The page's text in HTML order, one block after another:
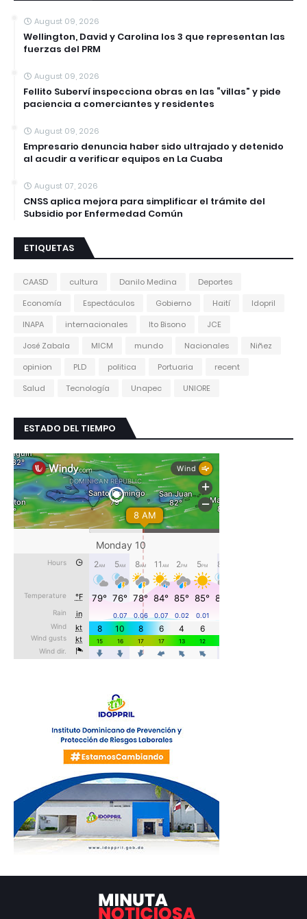
August 09, 2026
Wellington, David y Carolina los 3 que representan las
fuerzas del PRM
August 09, 2026
Fellito Suberví inspecciona obras en las “villas” y pide
paciencia a comerciantes y residentes
August 09, 2026
Empresario denuncia haber sido ultrajado y detenido
al acudir a verificar equipos en La Cuaba
August 07, 2026
CNSS aplica mejora para simplificar el trámite del
Subsidio por Enfermedad Común
ETIQUETAS
CAASD cultura Danilo Medina
Deportes
Economía
Espectáculos Gobierno Haití
Idopril
INAPA
internacionales Ito Bisono
JCE
José Zabala
MICM mundo Nacionales
Niñez
opinion
PLD politica Portuaria
recent
Salud
Tecnología Unapec UNIORE
ESTADO DEL TIEMPO